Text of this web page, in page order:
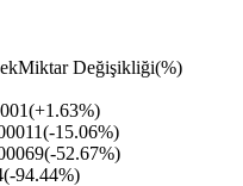
Miktar Değişikliği(%)
(+1.63%)
(-15.06%)
(-52.67%)
(-94.44%)